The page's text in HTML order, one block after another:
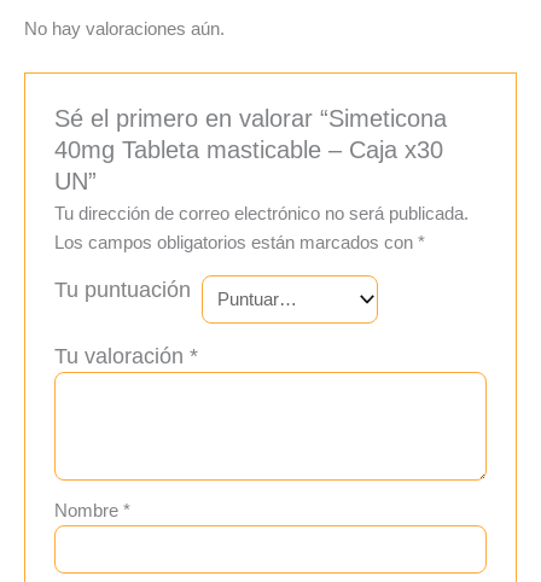
No hay valoraciones aún.
Sé el primero en valorar “Simeticona
40mg Tableta masticable – Caja x30
UN”
Tu dirección de correo electrónico no será publicada.
Los campos obligatorios están marcados con*
Tu puntuación
Tu valoración*
Nombre*